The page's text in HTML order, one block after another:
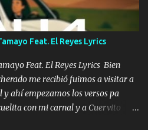
A vido alta y bajas La carreta
Ya me han pasado cosas Y
la vida es muy corta Hay que
porque nada es...
Feat. El Reyes Lyrics
Feat. El Reyes Lyrics Bien
me recibió fuimos a visitar a
ahí empezamos los versos pa
con mi carnal y a Cuervito